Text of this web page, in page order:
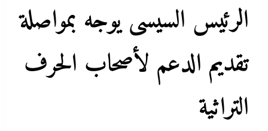
الرئيس السيسى يوجه بمواصلة
تقديم الدعم لأصحاب الحرف
التراثية